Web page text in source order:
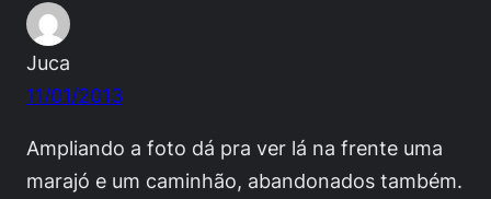
Juca
11/01/2013
Ampliando a foto dá pra ver lá na frente uma
marajó e um caminhão, abandonados também.